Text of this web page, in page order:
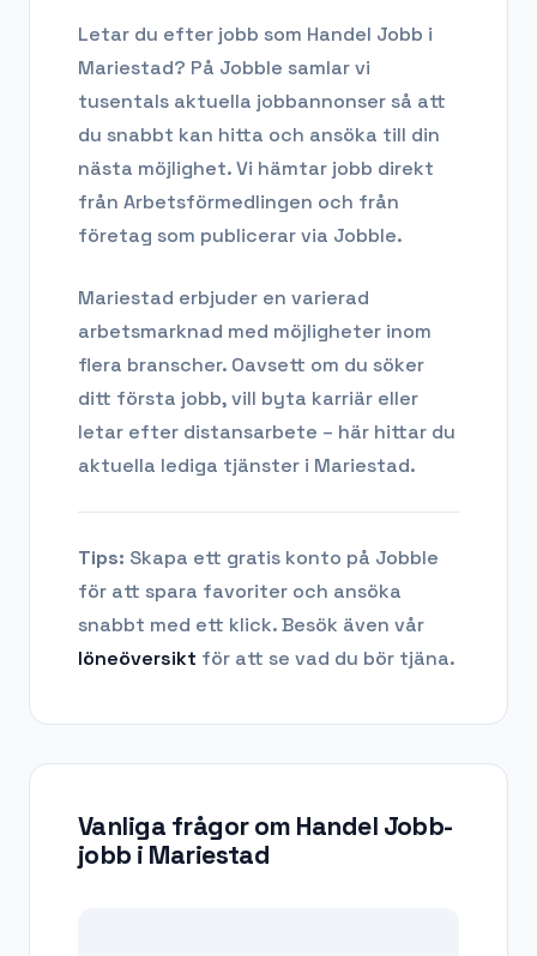
Letar du efter jobb som Handel Jobb i
Mariestad? På Jobble samlar vi
tusentals aktuella jobbannonser så att
du snabbt kan hitta och ansöka till din
nästa möjlighet. Vi hämtar jobb direkt
från Arbetsförmedlingen och från
företag som publicerar via Jobble.
Mariestad erbjuder en varierad
arbetsmarknad med möjligheter inom
flera branscher. Oavsett om du söker
ditt första jobb, vill byta karriär eller
letar efter distansarbete – här hittar du
aktuella lediga tjänster i Mariestad.
Tips: Skapa ett gratis konto på Jobble
för att spara favoriter och ansöka
snabbt med ett klick. Besök även vår
löneöversikt för att se vad du bör tjäna.
Vanliga frågor om Handel Jobb-
jobb i Mariestad